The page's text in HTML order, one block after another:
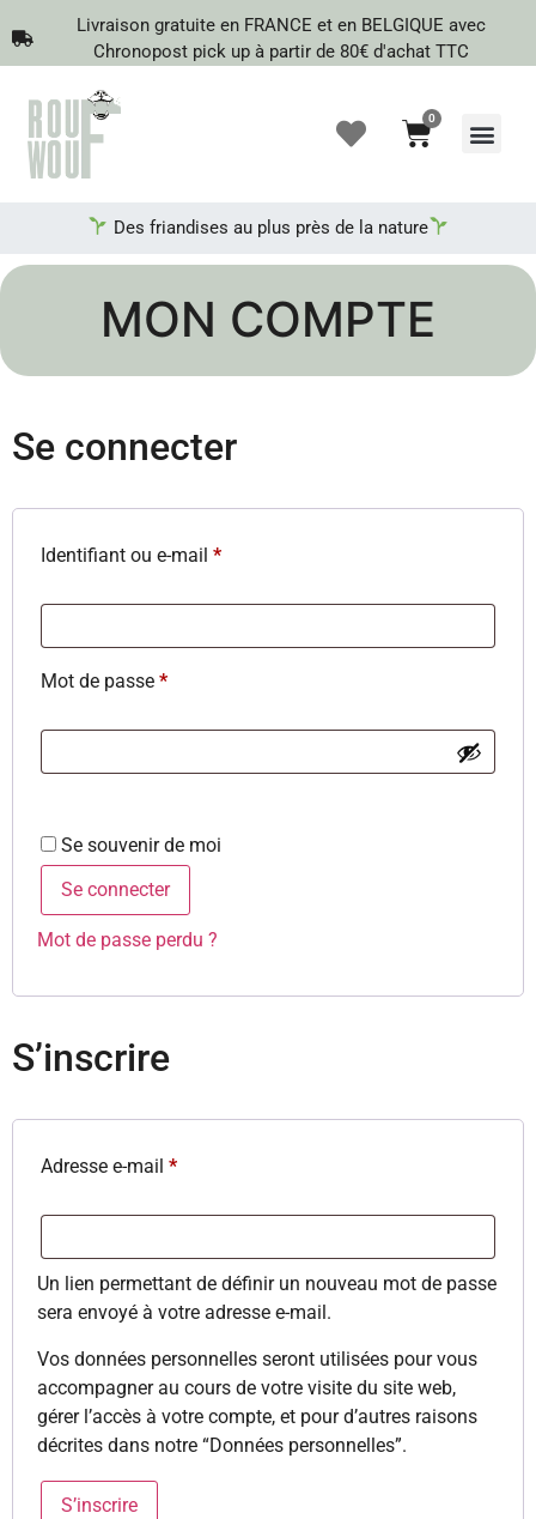
Livraison gratuite en FRANCE et en BELGIQUE avec
Chronopost pick up à partir de 80€ d'achat TTC
0
Des friandises au plus près de la nature
MON COMPTE
Se connecter
Identifiant ou e-mail *
Mot de passe *
Se souvenir de moi
Se connecter
Mot de passe perdu ?
S’inscrire
Adresse e-mail *
Un lien permettant de définir un nouveau mot de passe
sera envoyé à votre adresse e-mail.
Vos données personnelles seront utilisées pour vous
accompagner au cours de votre visite du site web,
gérer l’accès à votre compte, et pour d’autres raisons
décrites dans notre “Données personnelles”.
S’inscrire